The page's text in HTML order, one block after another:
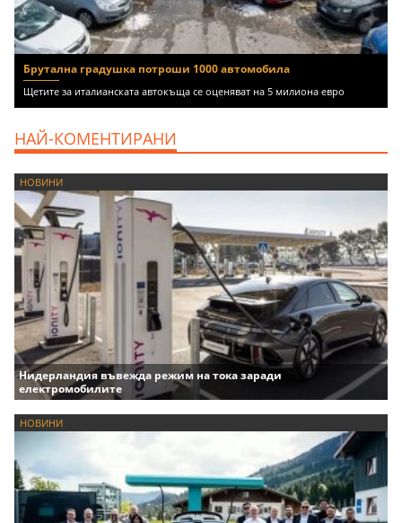
Брутална градушка потроши 1000 автомобила
Щетите за италианската автокъща се оценяват на 5 милиона евро
НАЙ-КОМЕНТИРАНИ
НОВИНИ
Нидерландия въвежда режим на тока заради
електромобилите
НОВИНИ